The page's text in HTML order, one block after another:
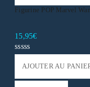
Figurine POP Marvel
15,95€
AJOUTER AU